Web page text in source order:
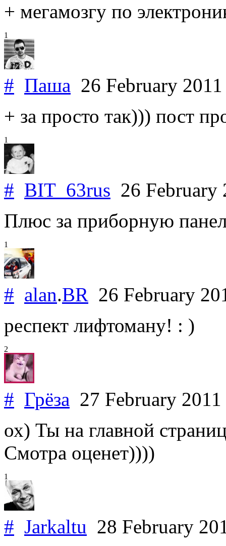
+ мегамозгу по
1
# Паша 26 February
+ за просто так))) пост
1
# BIT_63rus 26 February
Плюс за приборную
1
# alan.BR 26 February
респект лифтоману! : )
2
# Грёза 27 February 2011
ох) Ты на главной
Смотра оценет))))
1
# Jarkaltu 28 February